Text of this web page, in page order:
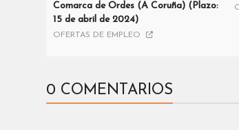
Comarca de Ordes (A Coruña) (Plazo:
15 de abril de 2024)
OFERTAS DE EMPLEO
0 COMENTARIOS